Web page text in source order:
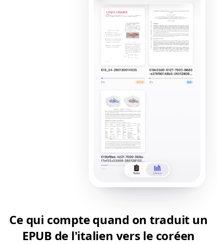
Ce qui compte quand on traduit un
EPUB de l'italien vers le coréen